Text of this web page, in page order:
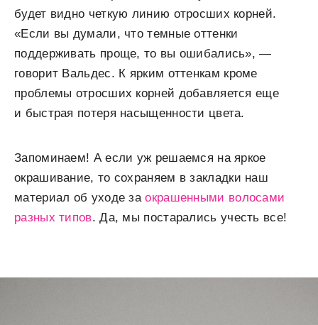
будет видно четкую линию отросших корней.
«Если вы думали, что темные оттенки
поддерживать проще, то вы ошибались», —
говорит Вальдес. К ярким оттенкам кроме
проблемы отросших корней добавляется еще
и быстрая потеря насыщенности цвета.
Запоминаем! А если уж решаемся на яркое
окрашивание, то сохраняем в закладки наш
материал об уходе заокрашенными волосами
разных типов. Да, мы постарались учесть все!